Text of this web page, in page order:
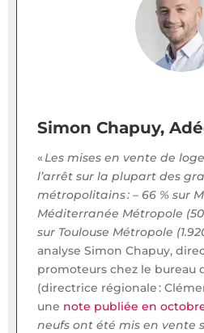
Simon Chapuy,
«Les mises en vente de
l’arrêt sur la plupart des
métropolitains : – 66 % sur
Méditerranée Métropole
sur Toulouse Métropole
analyse Simon Chapuy,
promoteurs chez le bureau
(directrice régionale :
une note publiée en
neufs ont été mis en vente